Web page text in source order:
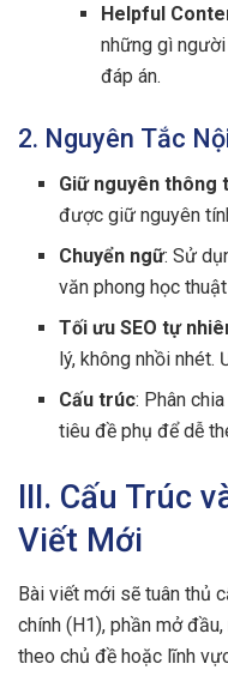
Helpful
những gì
đáp án.
2. Nguyên Tắc
Giữ nguyên thông
được giữ nguyên
Chuyển ngữ: Sử
văn phong học
Tối ưu SEO tự
lý, không nhồi nhét.
Cấu trúc: Phân
tiêu đề phụ để dễ
III. Cấu Trúc
Viết Mới
Bài viết mới sẽ tuân thủ
chính (H1), phần mở
theo chủ đề hoặc lĩnh